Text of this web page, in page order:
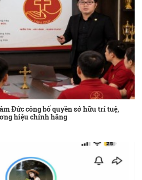
Đức công bố quyền sở hữu trí tuệ,
hiệu chính hãng